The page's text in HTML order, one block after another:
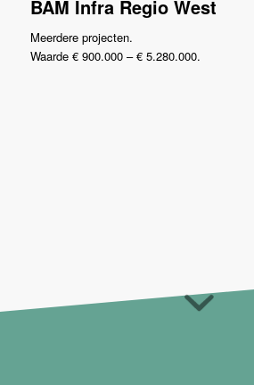
BAM Infra Regio West
Meerdere projecten.
Waarde € 900.000 – € 5.280.000.